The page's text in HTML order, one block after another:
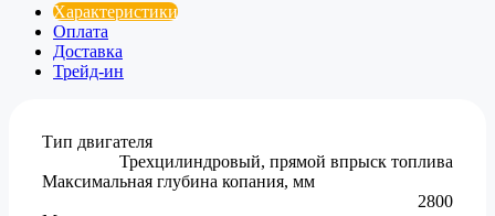
Характеристики
Оплата
Доставка
Трейд-ин
Тип двигателя
Трехцилиндровый, прямой впрыск топлива
Максимальная глубина копания, мм
2800